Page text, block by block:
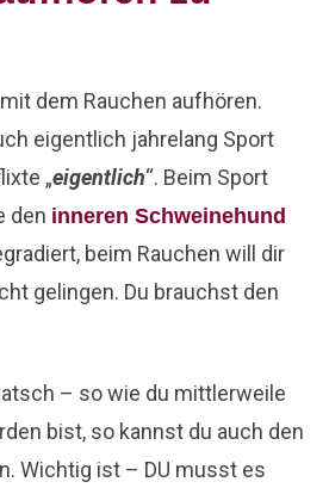
dem Rauchen aufhören.
eigentlich jahrelang Sport
„eigentlich“. Beim Sport
den inneren Schweinehund
beim Rauchen will dir
gelingen. Du brauchst den
– so wie du mittlerweile
bist, so kannst du auch den
Wichtig ist – DU musst es